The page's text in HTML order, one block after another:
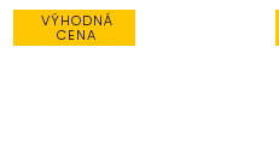
VÝHODNÁ
CENA